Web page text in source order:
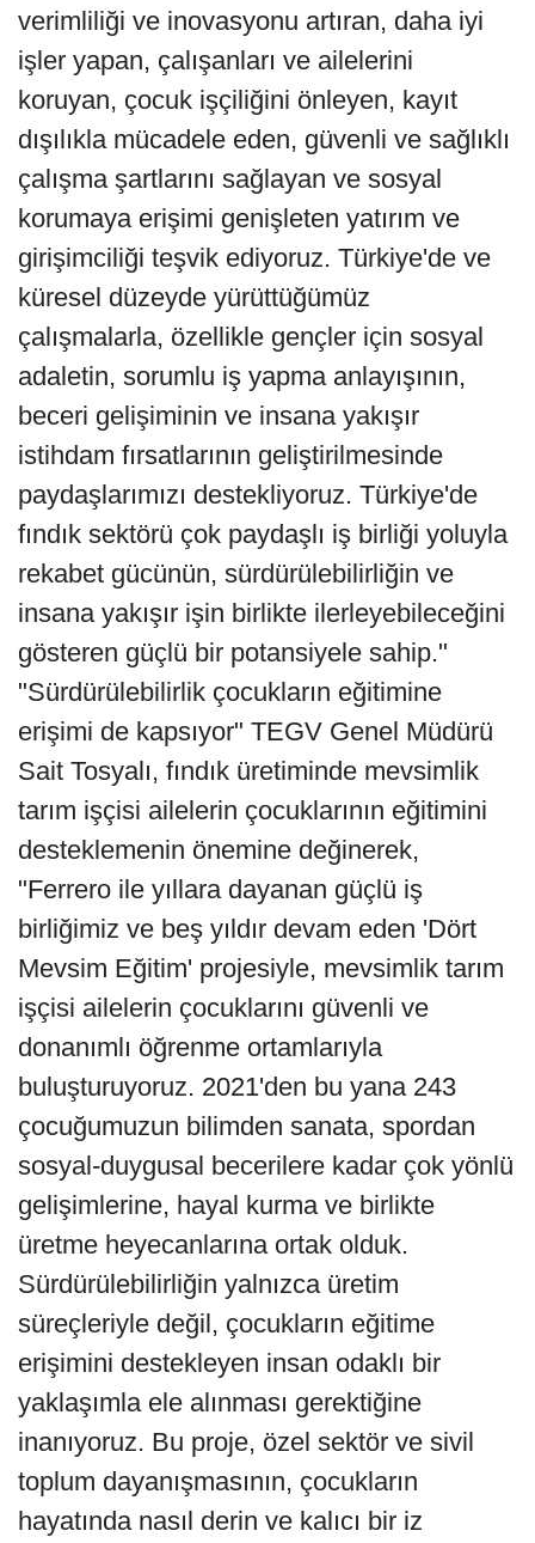
verimliliği ve inovasyonu artıran, daha iyi
işler yapan, çalışanları ve ailelerini
koruyan, çocuk işçiliğini önleyen, kayıt
dışılıkla mücadele eden, güvenli ve sağlıklı
çalışma şartlarını sağlayan ve sosyal
korumaya erişimi genişleten yatırım ve
girişimciliği teşvik ediyoruz. Türkiye'de ve
küresel düzeyde yürüttüğümüz
çalışmalarla, özellikle gençler için sosyal
adaletin, sorumlu iş yapma anlayışının,
beceri gelişiminin ve insana yakışır
istihdam fırsatlarının geliştirilmesinde
paydaşlarımızı destekliyoruz. Türkiye'de
fındık sektörü çok paydaşlı iş birliği yoluyla
rekabet gücünün, sürdürülebilirliğin ve
insana yakışır işin birlikte ilerleyebileceğini
gösteren güçlü bir potansiyele sahip."
"Sürdürülebilirlik çocukların eğitimine
erişimi de kapsıyor" TEGV Genel Müdürü
Sait Tosyalı, fındık üretiminde mevsimlik
tarım işçisi ailelerin çocuklarının eğitimini
desteklemenin önemine değinerek,
"Ferrero ile yıllara dayanan güçlü iş
birliğimiz ve beş yıldır devam eden 'Dört
Mevsim Eğitim' projesiyle, mevsimlik tarım
işçisi ailelerin çocuklarını güvenli ve
donanımlı öğrenme ortamlarıyla
buluşturuyoruz. 2021'den bu yana 243
çocuğumuzun bilimden sanata, spordan
sosyal-duygusal becerilere kadar çok yönlü
gelişimlerine, hayal kurma ve birlikte
üretme heyecanlarına ortak olduk.
Sürdürülebilirliğin yalnızca üretim
süreçleriyle değil, çocukların eğitime
erişimini destekleyen insan odaklı bir
yaklaşımla ele alınması gerektiğine
inanıyoruz. Bu proje, özel sektör ve sivil
toplum dayanışmasının, çocukların
hayatında nasıl derin ve kalıcı bir iz